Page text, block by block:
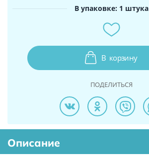
В упаковке: 1 штука
В корзину
ПОДЕЛИТЬСЯ
Описание